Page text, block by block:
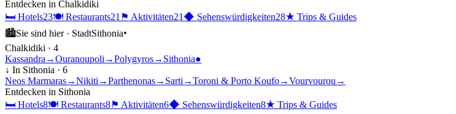
Entdecken in Chalkidiki
🛏 Hotels23🍽 Restaurants21 ⚑ Aktivitäten21 ◆ Sehenswürdigkeiten28★ Trips & Guides
🏙Sie sind hier · StadtSithonia▾
Chalkidiki · 4
Kassandra →Ouranoupoli →Polygyros→ Sithonia●
↓ In Sithonia · 6
Neos Marmaras→Nikiti →Parthenonas→ Sarti →Toroni & Porto Koufo→Vourvourou →
Entdecken in Sithonia
🛏 Hotels8🍽 Restaurants8⚑ Aktivitäten6◆ Sehenswürdigkeiten8★ Trips & Guides